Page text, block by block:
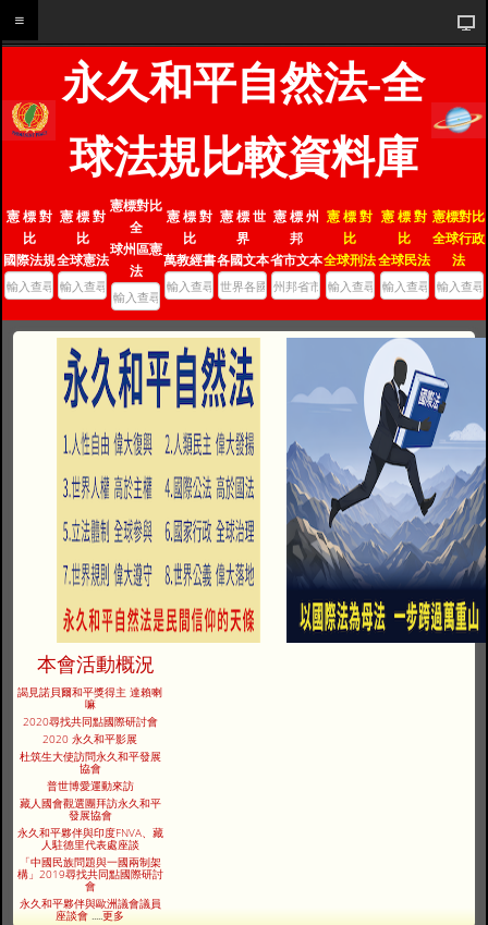
永久和平自然法-全
球法規比較資料庫
憲 標 對
比
國際法規
憲 標 對
比
全球憲法
憲標對比
全
球州區憲
法
憲 標 對
比
萬教經書
憲 標 世
界
各國文本
憲 標 州
邦
省市文本
憲 標 對
比
全球刑法
憲 標 對
比
全球民法
憲標對比
全球行政
法
本會活動概況
謁見諾貝爾和平獎得主 達賴喇
嘛
2020尋找共同點國際研討會
2020 永久和平影展
杜筑生大使訪問永久和平發展
協會
普世博愛運動來訪
藏人國會觀選團拜訪永久和平
發展協會
永久和平夥伴與印度FNVA、藏
人駐德里代表處座談
「中國民族問題與一國兩制架
構」2019尋找共同點國際研討
會
永久和平夥伴與歐洲議會議員
座談會.....更多